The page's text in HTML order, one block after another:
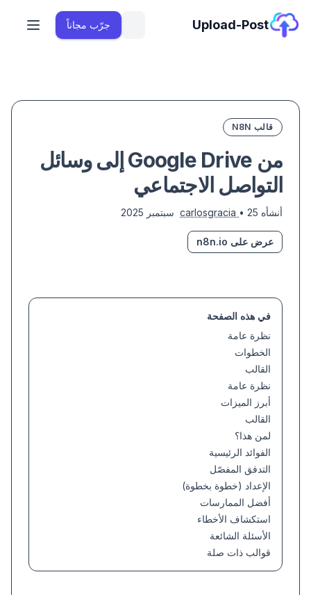
Upload-Post جرّب مجاناً
قالب N8N
من Google Drive إلى وسائل
التواصل الاجتماعي
أنشأه carlosgracia • 25 سبتمبر 2025
عرض على n8n.io
في هذه الصفحة
نظرة عامة
الخطوات
القالب
نظرة عامة
أبرز الميزات
القالب
لمن هذا؟
الفوائد الرئيسية
التدفق المفصّل
الإعداد (خطوة بخطوة)
أفضل الممارسات
استكشاف الأخطاء
الأسئلة الشائعة
قوالب ذات صلة